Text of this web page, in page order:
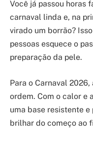
Você já passou horas
carnaval linda e, na
virado um borrão?
pessoas esquece o
preparação da pele.
Para o Carnaval
ordem. Com o calor e
uma base resistente
brilhar do começo ao